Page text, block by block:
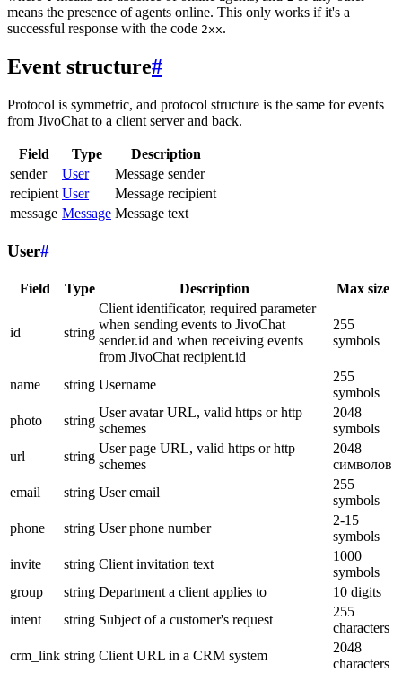
means the presence of agents online. This only works if it's a
successful response with the code 2xx.
Event structure#
Protocol is symmetric, and protocol structure is the same for events
from JivoChat to a client server and back.
Field Type
Description
sender
User
Message sender
recipient User
Message recipient
message Message Message text
User#
Field Type Description Max size
id string
Client identificator, required parameter
when sending events to JivoChat
sender.id and when receiving events
from JivoChat recipient.id
255
symbols
name string Username
255
symbols
photo
string
User avatar URL, valid https or http
schemes
2048
symbols
url
string
User page URL, valid https or http
schemes
2048
символов
email
string User email
255
symbols
phone
string User phone number
2-15
symbols
invite
string Client invitation text
1000
symbols
group
string Department a client applies to
10 digits
intent
string Subject of a customer's request
255
characters
crm_link string Client URL in a CRM system
2048
characters